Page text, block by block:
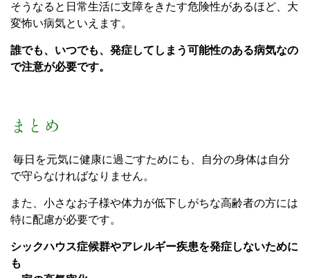
そうなると日常生活に支障をきたす危険性があるほど、大
変怖い病気といえます。
誰でも、いつでも、発症してしまう可能性のある病気なの
で注意が必要です。
まとめ
毎日を元気に健康に過ごすためにも、自分の身体は自分
で守らなければなりません。
また、小さなお子様や体力が低下しがちな高齢者の方には
特に配慮が必要です。
シックハウス症候群やアレルギー疾患を発症しないために
も